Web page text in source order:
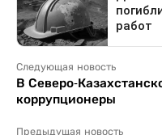
Следующая новость
В Северо-
коррупционеры
Предыдущая новость